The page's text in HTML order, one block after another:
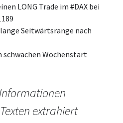
LONG Trade im #DAX bei
Seitwärtsrange nach
schwachen Wochenstart
extrahiert